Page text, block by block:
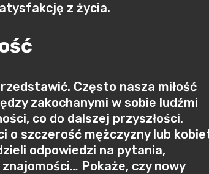
z życia.
Często nasza miłość
zakochanymi w sobie ludźmi
co do dalszej przyszłości.
szczerość mężczyzny lub
odpowiedzi na pytania,
Pokaże, czy nowy